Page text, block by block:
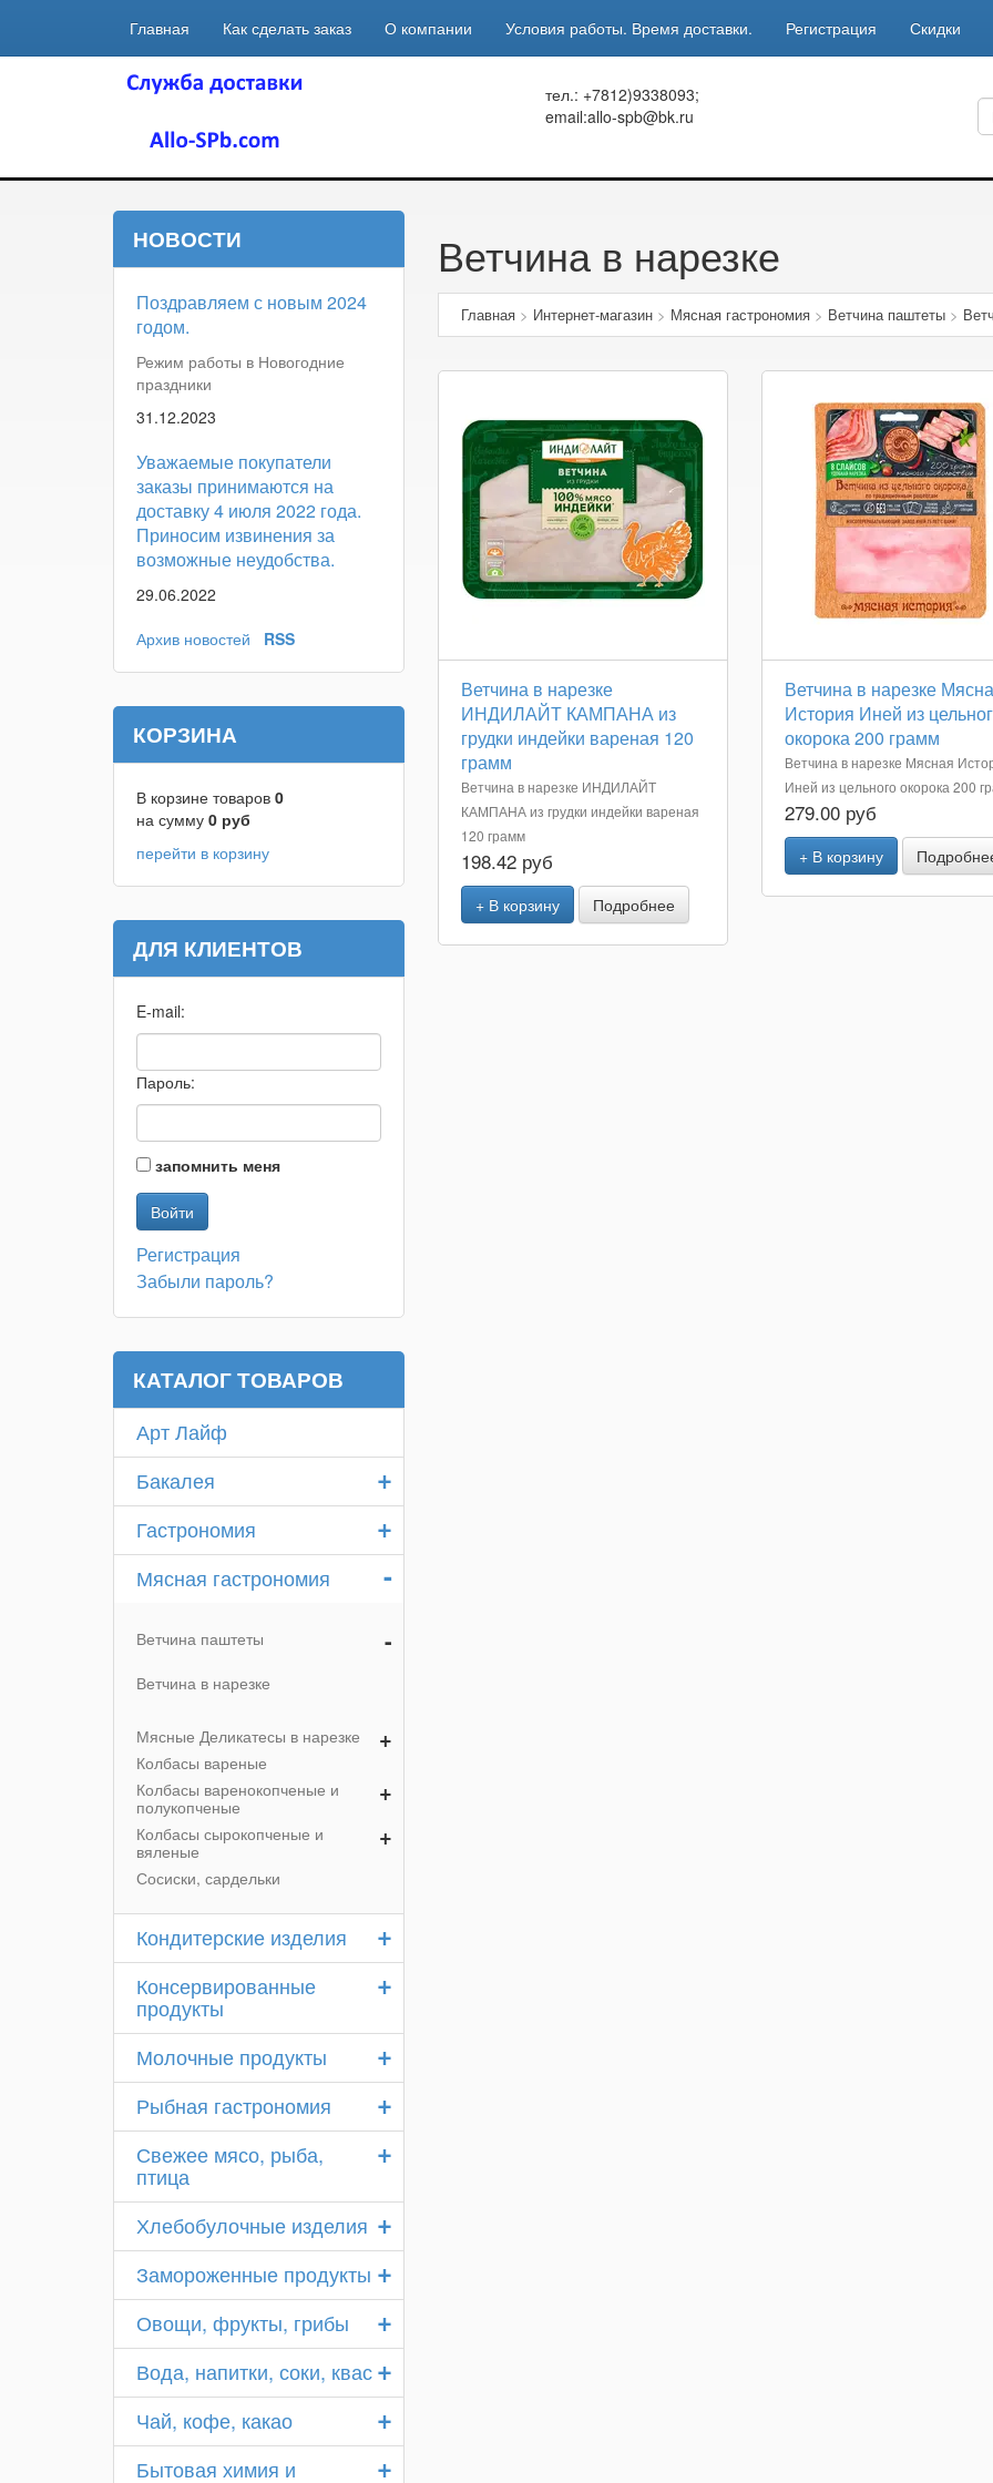
Главная Как сделать заказ О компании Условия работы. Время доставки. Регистрация Скидки
тел.: +7812)9338093;
email:allo-spb@bk.ru
Ветчина в нарезке
Главная> Интернет-магазин> Мясная гастрономия> Ветчина паштеты>
Ветчина в нарезке
ИНДИЛАЙТ КАМПАНА из
грудки индейки вареная 120
грамм
Ветчина в нарезке ИНДИЛАЙТ
КАМПАНА из грудки индейки вареная
120 грамм
198.42 руб
+ В корзину Подробнее
Ветчина в нарезке
История Иней из
окорока 200 грамм
Ветчина в нарезке Мясная
Иней из цельного окорока 200
279.00 руб
+ В корзину
НОВОСТИ
Поздравляем с новым 2024
годом.
Режим работы в Новогодние
праздники
31.12.2023
Уважаемые покупатели
заказы принимаются на
доставку 4 июля 2022 года.
Приносим извинения за
возможные неудобства.
29.06.2022
Архив новостей
RSS
КОРЗИНА
В корзине товаров 0
на сумму 0 руб
перейти в корзину
ДЛЯ КЛИЕНТОВ
E-mail:
Пароль:
запомнить меня
Регистрация
Забыли пароль?
КАТАЛОГ ТОВАРОВ
Арт Лайф
+
Бакалея
+
Гастрономия
-
Мясная гастрономия
-
Ветчина паштеты
Ветчина в нарезке
+
Мясные Деликатесы в нарезке
Колбасы вареные
+
Колбасы варенокопченые и
полукопченые
+
Колбасы сырокопченые и
вяленые
Сосиски, сардельки
+
Кондитерские изделия
+
Консервированные
продукты
+
Молочные продукты
+
Рыбная гастрономия
+
Свежее мясо, рыба,
птица
+
Хлебобулочные изделия
+
Замороженные продукты
+
Овощи, фрукты, грибы
+
Вода, напитки, соки, квас
+
Чай, кофе, какао
+
Бытовая химия и